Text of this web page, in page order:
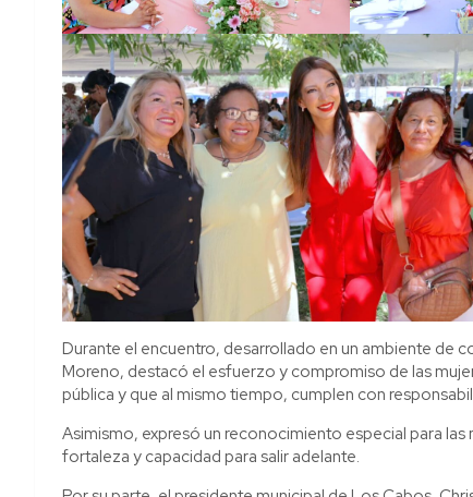
Durante el encuentro, desarrollado en un ambiente de
Moreno, destacó el esfuerzo y compromiso de las
pública y que al mismo tiempo, cumplen con
Asimismo, expresó un reconocimiento especial para
fortaleza y capacidad para salir adelante.